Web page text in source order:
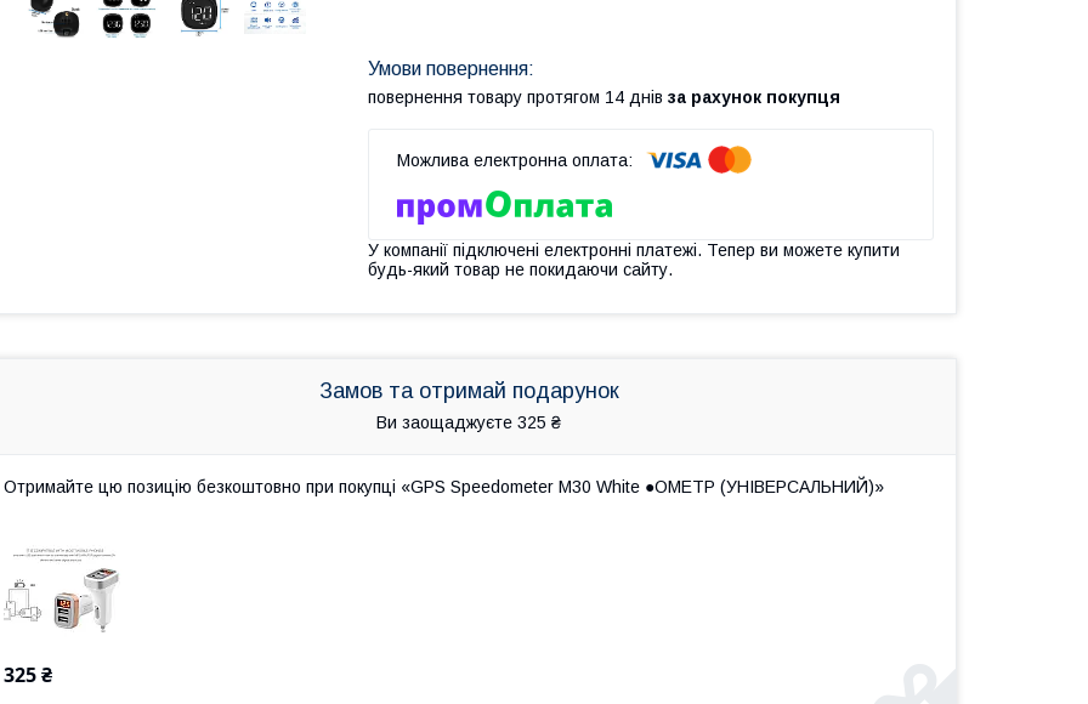
повернення товару протягом 14 днів за рахунок покупця
У компанії підключені електронні платежі. Тепер ви можете купити
будь-який товар не покидаючи сайту.
Замов та отримай подарунок
Ви заощаджуєте 325 ₴
Отримайте цю позицію безкоштовно при покупці «GPS Speedometer M30 White ●ОМЕТР (УНІВЕРСАЛЬНИЙ)»
325 ₴